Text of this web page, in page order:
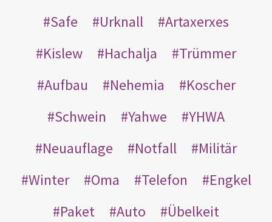
Safe
Urknall
Artaxerxes
Kislew
Hachalja
Trümmer
Aufbau
Nehemia
Koscher
Schwein
Yahwe
YHWA
Neuauflage
Notfall
Militär
Winter
Oma Telefon
Engkel
Paket
Auto
Übelkeit